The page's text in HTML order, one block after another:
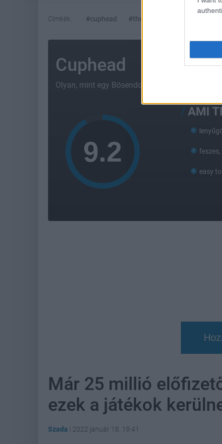
Címkék: #cuphead #the cuphead show
Cuphead
Olyan, mint egy Bösendorfer zongora: szép és
AMI
easy
Már 25 millió
ezek a játékok
Szada | 2022 január 18. 19:41